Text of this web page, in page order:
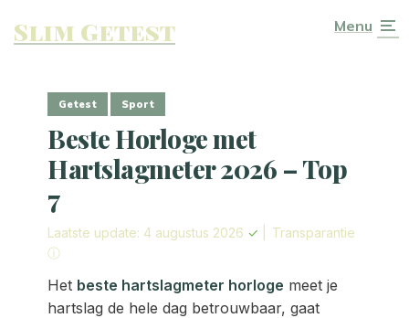
Slim Getest Menu
Getest Sport
Beste Horloge met
Hartslagmeter 2026 – Top
7
Laatste update: 4 augustus 2026 ✓
Transparantie
ⓘ
Het beste hartslagmeter horloge meet je
hartslag de hele dag betrouwbaar, gaat